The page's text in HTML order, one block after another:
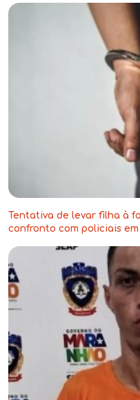
Tentativa de levar filha à
confronto com policiais em